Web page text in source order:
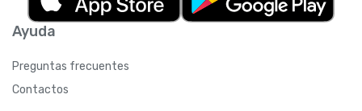
Ayuda
Preguntas frecuentes
Contactos